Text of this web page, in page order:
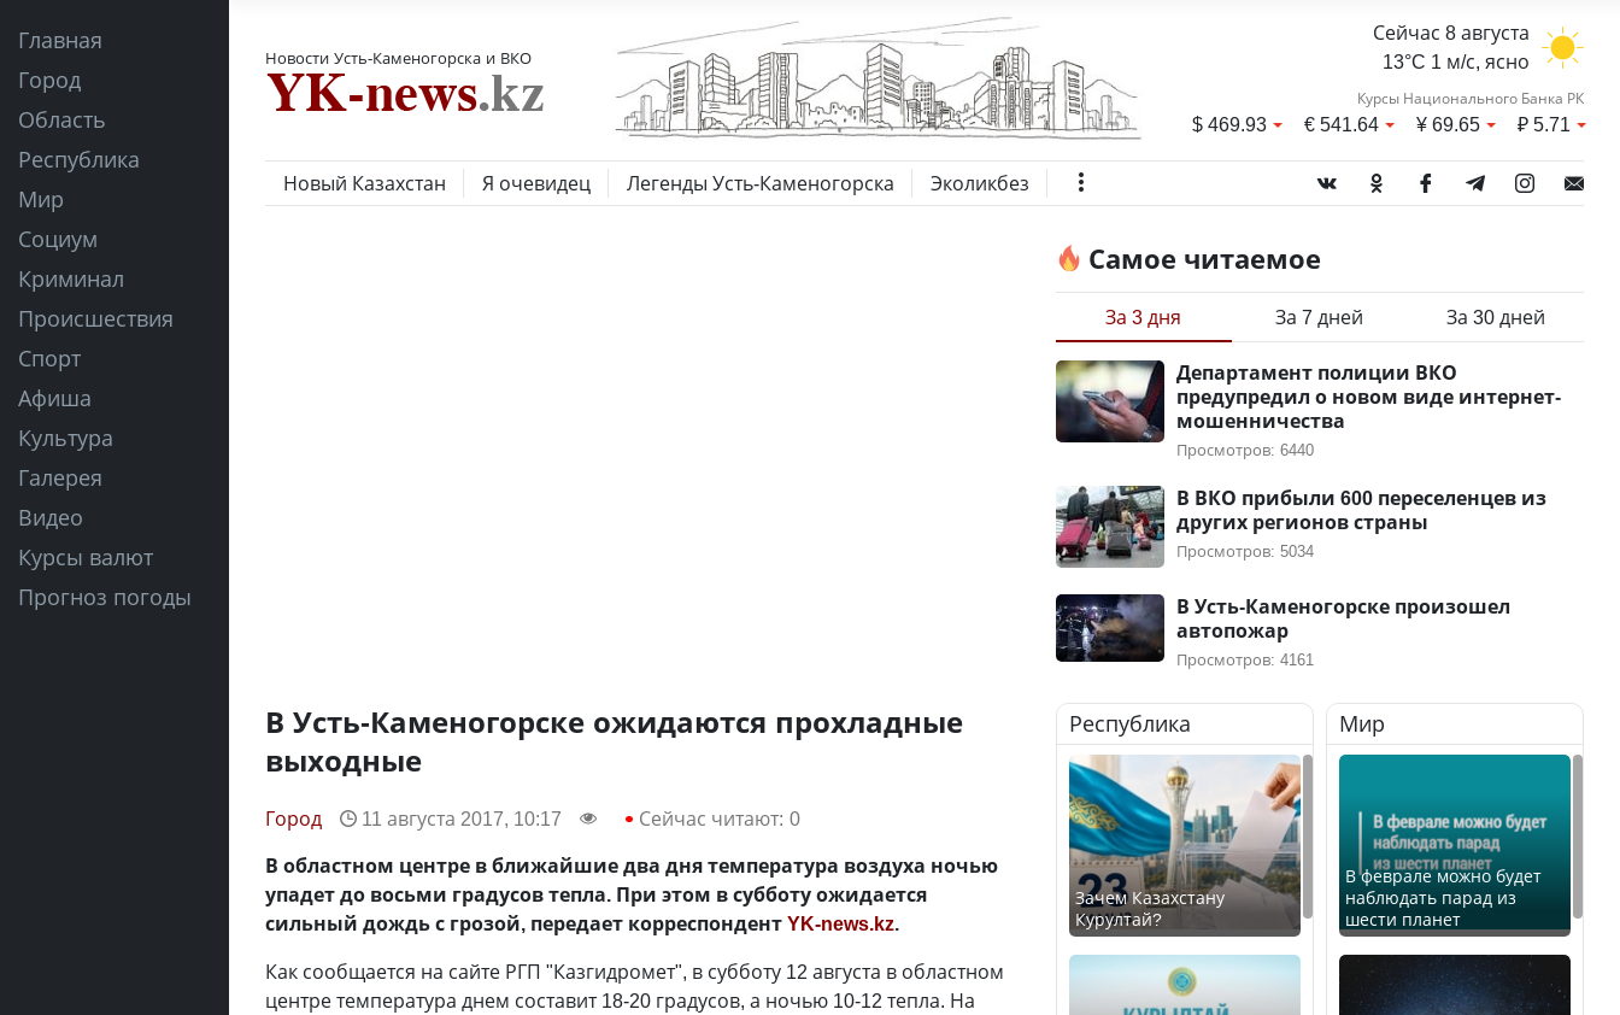
Главная
Город
Область
Республика
Мир
Социум
Криминал
Происшествия
Спорт
Афиша
Культура
Галерея
Видео
Курсы валют
Прогноз погоды
Новости Усть-Каменогорска и ВКО
Сейчас 8 августа
13°C 1 м/с, ясно
Курсы Национального Банка РК
$469.93 €541.64 ¥69.65 ₽5.71
Новый Казахстан Я очевидец Легенды Усть-Каменогорска Эколикбез
В Усть-Каменогорске ожидаются прохладные
выходные
Город 11 августа 2017, 10:17 Сейчас читают: 0
В областном центре в ближайшие два дня температура воздуха ночью
упадет до восьми градусов тепла. При этом в субботу ожидается
сильный дождь с грозой, передает корреспондентYK-news.kz.
Как сообщается на сайте РГП "Казгидромет", в субботу 12 августа в областном
центре температура днем составит 18-20 градусов, а ночью 10-12 тепла. На
Самое читаемое
За 3 дня За 7 дней За 30 дней
Департамент полиции ВКО
предупредил о новом виде интернет-
мошенничества
Просмотров: 6440
В ВКО прибыли 600 переселенцев из
других регионов страны
Просмотров: 5034
В Усть-Каменогорске произошел
автопожар
Просмотров: 4161
Республика
Зачем Казахстану
Курултай?
Мир
В феврале можно будет
наблюдать парад из
шести планет